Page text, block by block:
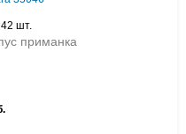
шт.
приманка